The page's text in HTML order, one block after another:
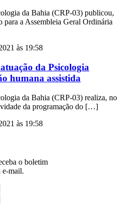
da Bahia (CRP-03) publicou,
a Assembleia Geral Ordinária
às 19:58
da Psicologia
humana assistida
da Bahia (CRP-03) realiza, no
da programação do […]
às 19:58
o boletim
e-mail.